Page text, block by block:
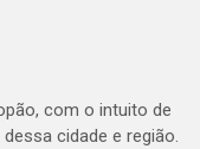
com o intuito de
cidade e região.